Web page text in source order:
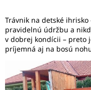
Trávnik na detské
pravidelnú údržbu a
v dobrej kondícii – preto
príjemná aj na bosú